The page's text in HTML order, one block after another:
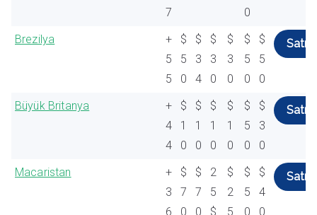
7
0
Brezilya
+
5
5
$
5
0
$
3
4
$
3
0
$
3
0
$
5
0
$
5
0
Satın
Büyük Britanya
+
4
4
$
1
0
$
1
0
$
1
0
$
1
0
$
5
0
$
3
0
Satın
Macaristan
+
3
6
$
7
0
$
7
0
2
5
$
$
2
5
$
5
0
$
4
0
Satın